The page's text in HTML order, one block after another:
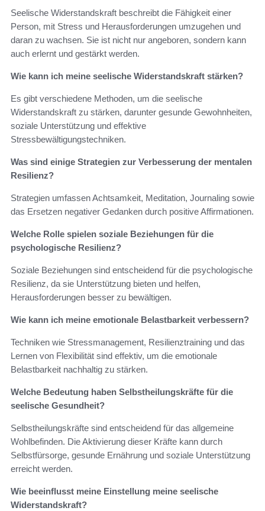
Seelische Widerstandskraft beschreibt die Fähigkeit einer
Person, mit Stress und Herausforderungen umzugehen und
daran zu wachsen. Sie ist nicht nur angeboren, sondern kann
auch erlernt und gestärkt werden.
Wie kann ich meine seelische Widerstandskraft stärken?
Es gibt verschiedene Methoden, um die seelische
Widerstandskraft zu stärken, darunter gesunde Gewohnheiten,
soziale Unterstützung und effektive
Stressbewältigungstechniken.
Was sind einige Strategien zur Verbesserung der mentalen
Resilienz?
Strategien umfassen Achtsamkeit, Meditation, Journaling sowie
das Ersetzen negativer Gedanken durch positive Affirmationen.
Welche Rolle spielen soziale Beziehungen für die
psychologische Resilienz?
Soziale Beziehungen sind entscheidend für die psychologische
Resilienz, da sie Unterstützung bieten und helfen,
Herausforderungen besser zu bewältigen.
Wie kann ich meine emotionale Belastbarkeit verbessern?
Techniken wie Stressmanagement, Resilienztraining und das
Lernen von Flexibilität sind effektiv, um die emotionale
Belastbarkeit nachhaltig zu stärken.
Welche Bedeutung haben Selbstheilungskräfte für die
seelische Gesundheit?
Selbstheilungskräfte sind entscheidend für das allgemeine
Wohlbefinden. Die Aktivierung dieser Kräfte kann durch
Selbstfürsorge, gesunde Ernährung und soziale Unterstützung
erreicht werden.
Wie beeinflusst meine Einstellung meine seelische
Widerstandskraft?